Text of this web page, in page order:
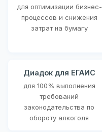
для оптимизации бизнес-
процессов и снижения
затрат на бумагу
Диадок для ЕГАИС
для 100% выполнения
требований
законодательства по
обороту алкоголя